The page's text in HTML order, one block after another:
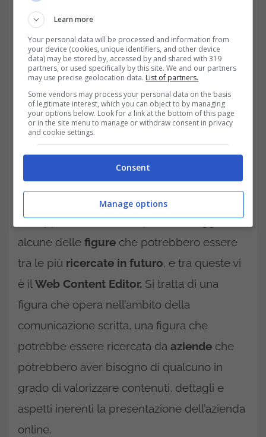
L’arrivo della pandemia ha reso necessario
modalità di lavoro diverse, basti pensare allo
smartworkinge in un certo senso vi è stata
come spiegaProiezionidiborsa.it, ad esempio
molte aziende hanno dovuto creare i profili
effettuare vendite sul web.
Proeizionidiborsa.it
nell’approfondimento, è possibile leggere di
alcune delle figure che potrebbero essere
tra le più ricercate in futuro, e tra queste vi
è il Web Content Editor. Si tratta di una
figura che opera nell’ambito della
comunicazione scritta, una figura che
potrebbe essere ricercata da aziende che
potrebbero aver bisogno di qualcuno in
grado di valorizzare contenuti, dettagli e
aspetti inerenti la presentazione dell’azienda
online.
Learn more
Your personal data will be processed and information from
your device (cookies, unique identifiers, and other device
data) may be stored by, accessed by and shared with 319
partners, or used specifically by this site. We and our partners
may use precise geolocation data. List of partners.
Some vendors may process your personal data on the basis
of legitimate interest, which you can object to by managing
your options below. Look for a link at the bottom of this page
or in the site menu to manage or withdraw consent in privacy
and cookie settings.
Consent
Manage options